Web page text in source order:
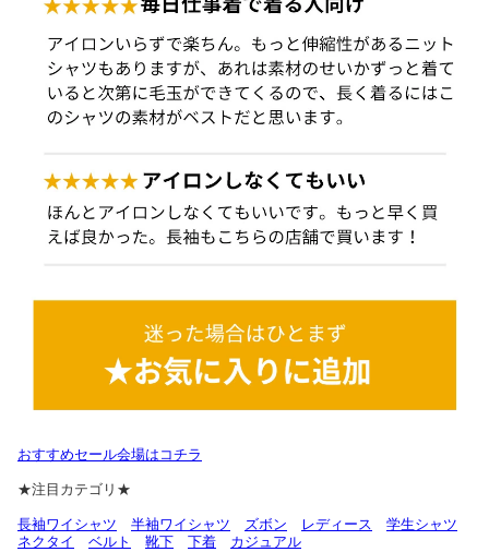
おすすめセール会場はコチラ
★注目カテゴリ★
長袖ワイシャツ 半袖ワイシャツ ズボン レディース
学生シャツ
ネクタイ
ベルト 靴下 下着 カジュアル